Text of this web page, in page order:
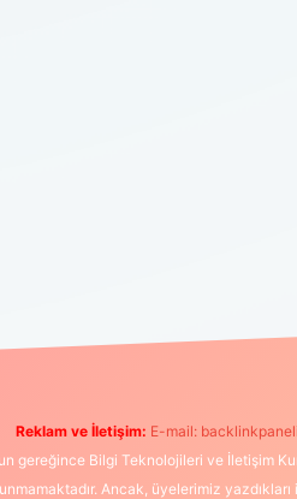
Reklam ve İletişim: E-mail:
gereğince Bilgi Teknolojileri ve İletişim
Ancak, üyelerimiz